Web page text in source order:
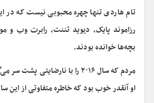
تام هاردی تنها چهره محبوبی نیست که در
رزاموند پایک، دیوید تننت، رابرت وب
بچه‌ها خوانده بودند.
او آنقدر خوب بود که خاطره متفاوتی از